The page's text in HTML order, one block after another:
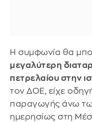
Η συμφωνία θα
μεγαλύτερη
πετρελαίου στην
τον ΔΟΕ, είχε
παραγωγής άνω
ημερησίως στη